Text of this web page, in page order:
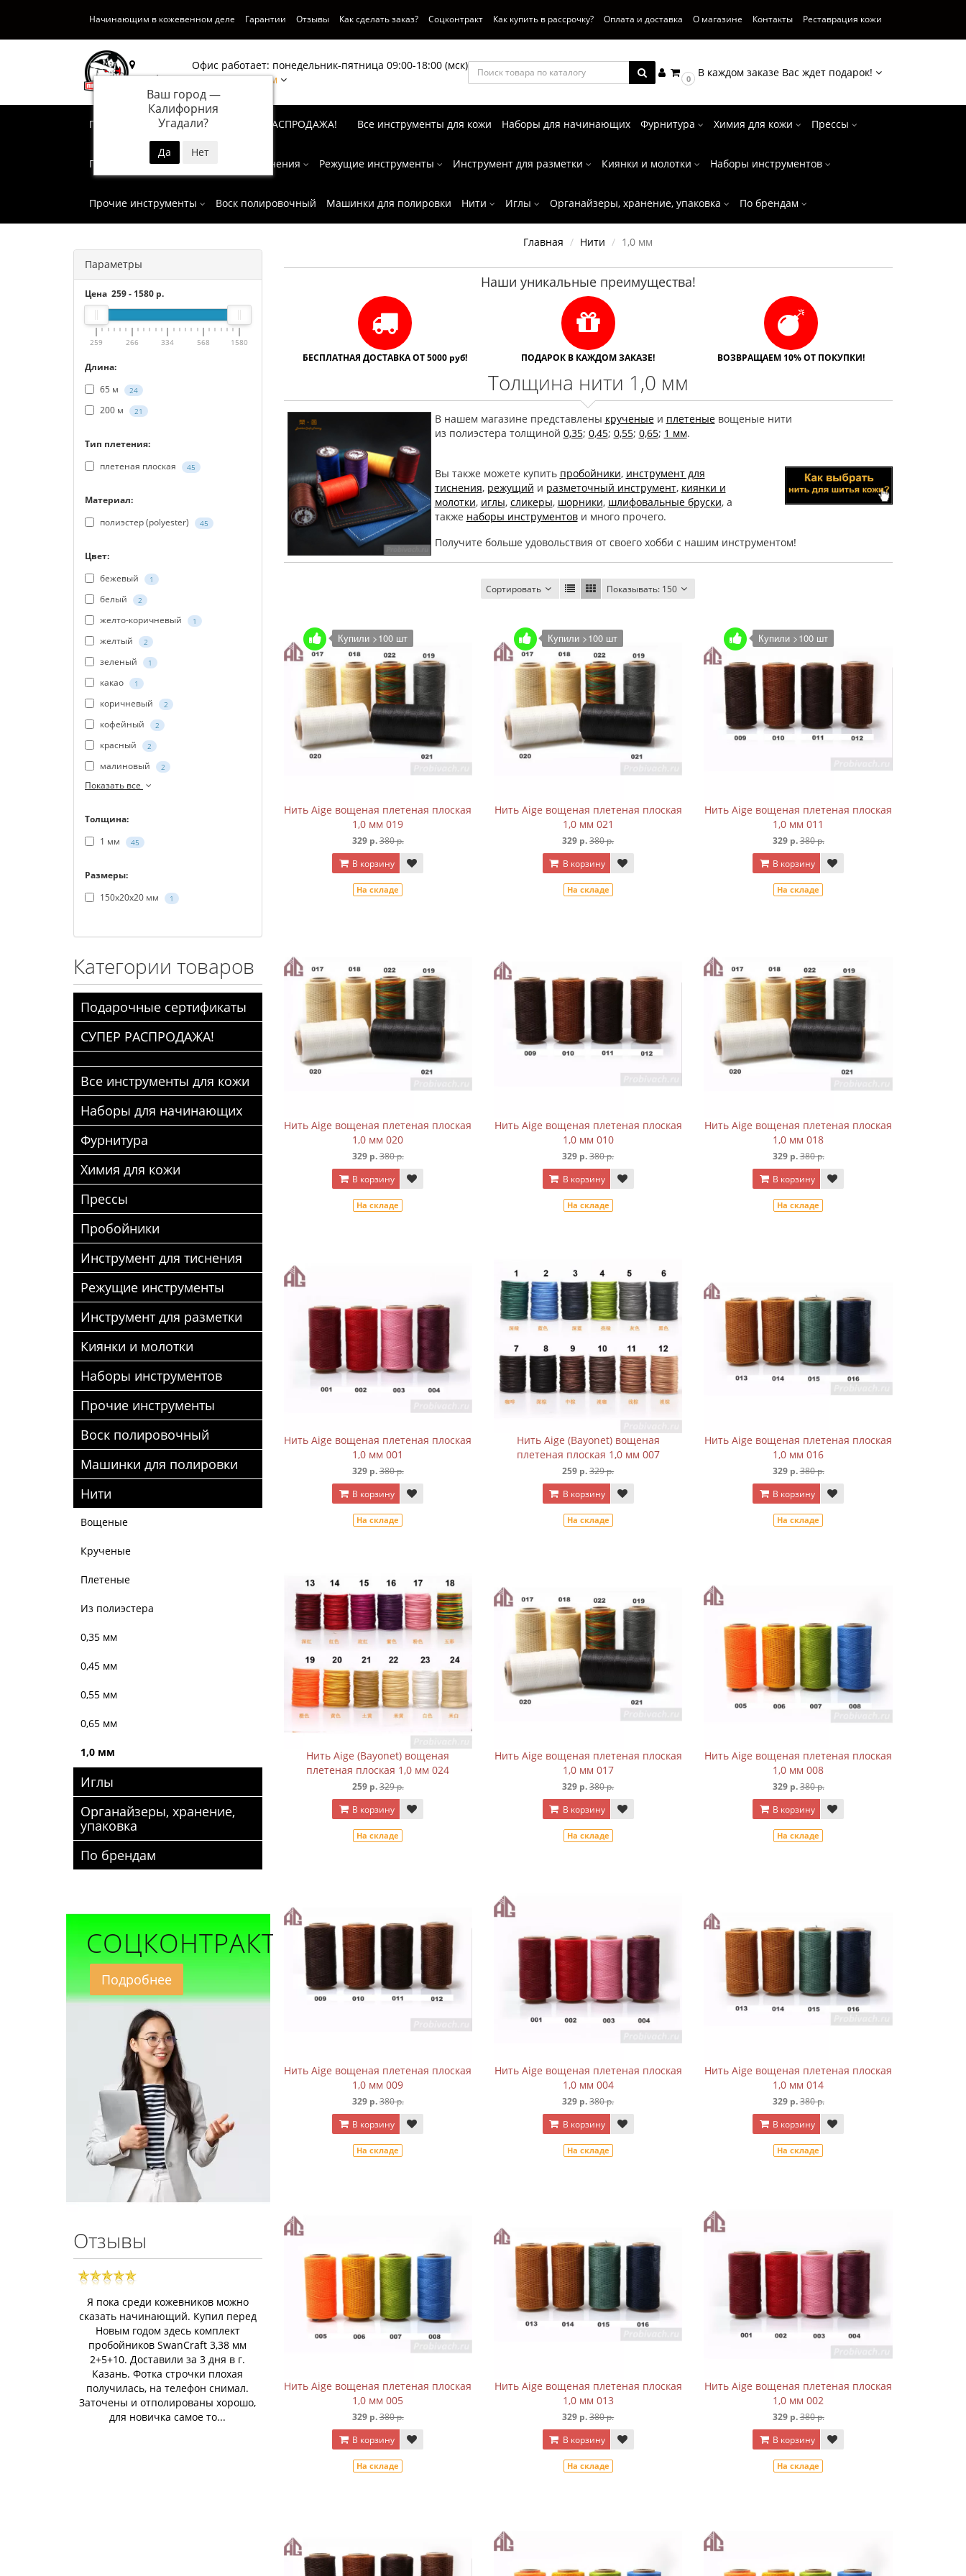
Начинающим в кожевенном деле Гарантии Отзывы Как сделать заказ? Соцконтракт Как купить в рассрочку? Оплата и доставка О магазине Контакты Реставрация кожи
Калифорния
Ваш город —
Калифорния
Угадали?
Офис работает: понедельник-пятница 09:00-18:00 (мск)
Написать нам
0 В каждом заказе Вас ждет подарок!
Подарочные сертификаты СУПЕР РАСПРОДАЖА! Все инструменты для кожи Наборы для начинающих Фурнитура Химия для кожи Прессы
Пробойники Инструмент для тиснения Режущие инструменты Инструмент для разметки Киянки и молотки Наборы инструментов
Прочие инструменты Воск полировочный Машинки для полировки Нити Иглы Органайзеры, хранение, упаковка По брендам
Параметры
Цена 259- 1580 р.
259 266 334 568 1580
Длина:
65 м
24
200 м 21
Тип плетения:
плетеная плоская
45
Материал:
полиэстер (polyester)
45
Цвет:
бежевый
1
белый 2
желто-коричневый 1
желтый 2
зеленый 1
какао 1
коричневый 2
кофейный 2
красный 2
малиновый 2
Показать все
Толщина:
1 мм
45
Размеры:
150х20х20 мм
1
Категории товаров
Подарочные сертификаты
СУПЕР РАСПРОДАЖА!
Все инструменты для кожи
Наборы для начинающих
Фурнитура
Химия для кожи
Прессы
Пробойники
Инструмент для тиснения
Режущие инструменты
Инструмент для разметки
Киянки и молотки
Наборы инструментов
Прочие инструменты
Воск полировочный
Машинки для полировки
Нити
Вощеные
Крученые
Плетеные
Из полиэстера
0,35 мм
0,45 мм
0,55 мм
0,65 мм
1,0 мм
Иглы
Органайзеры, хранение,
упаковка
По брендам
СОЦКОНТРАКТ
Подробнее
Отзывы
Я пока среди кожевников можно
сказать начинающий. Купил перед
Новым годом здесь комплект
пробойников SwanCraft 3,38 мм
2+5+10. Доставили за 3 дня в г.
Казань. Фотка строчки плохая
получилась, на телефон снимал.
Заточены и отполированы хорошо,
для новичка самое то...
Главная Нити 1,0 мм
Наши уникальные преимущества!
БЕСПЛАТНАЯ ДОСТАВКА ОТ 5000 руб! ПОДАРОК В КАЖДОМ ЗАКАЗЕ! ВОЗВРАЩАЕМ 10% ОТ ПОКУПКИ!
Толщина нити 1,0 мм
В нашем магазине представлены крученыеи плетеныевощеные нити
из полиэстера толщиной 0,35; 0,45; 0,55; 0,65; 1 мм.
Вы также можете купить пробойники, инструмент для
тиснения, режущий и разметочный инструмент, киянки и
молотки, иглы, сликеры, шорники, шлифовальные бруски, а
также наборы инструментови много прочего.
Получите больше удовольствия от своего хобби с нашим инструментом!
Сортировать Показывать: 150
Купили >100 шт
Нить Aige вощеная плетеная плоская
1,0 мм 019
329 р.380 р.
В корзину
На складе
Купили >100 шт
Нить Aige вощеная плетеная плоская
1,0 мм 021
329 р. 380 р.
В корзину
На складе
Купили >100 шт
Нить Aige вощеная плетеная плоская
1,0 мм 011
329 р.380 р.
В корзину
На складе
Нить Aige вощеная плетеная плоская
1,0 мм 020
329 р.380 р.
В корзину
На складе
Нить Aige вощеная плетеная плоская
1,0 мм 010
329 р. 380 р.
В корзину
На складе
Нить Aige вощеная плетеная плоская
1,0 мм 018
329 р.380 р.
В корзину
На складе
Нить Aige вощеная плетеная плоская
1,0 мм 001
329 р.380 р.
В корзину
На складе
Нить Aige (Bayonet) вощеная
плетеная плоская 1,0 мм 007
259 р. 329 р.
В корзину
На складе
Нить Aige вощеная плетеная плоская
1,0 мм 016
329 р.380 р.
В корзину
На складе
Нить Aige (Bayonet) вощеная
плетеная плоская 1,0 мм 024
259 р.329 р.
В корзину
На складе
Нить Aige вощеная плетеная плоская
1,0 мм 017
329 р. 380 р.
В корзину
На складе
Нить Aige вощеная плетеная плоская
1,0 мм 008
329 р.380 р.
В корзину
На складе
Нить Aige вощеная плетеная плоская
1,0 мм 009
329 р.380 р.
В корзину
На складе
Нить Aige вощеная плетеная плоская
1,0 мм 004
329 р. 380 р.
В корзину
На складе
Нить Aige вощеная плетеная плоская
1,0 мм 014
329 р.380 р.
В корзину
На складе
Нить Aige вощеная плетеная плоская
1,0 мм 005
329 р.380 р.
В корзину
На складе
Нить Aige вощеная плетеная плоская
1,0 мм 013
329 р. 380 р.
В корзину
На складе
Нить Aige вощеная плетеная плоская
1,0 мм 002
329 р.380 р.
В корзину
На складе